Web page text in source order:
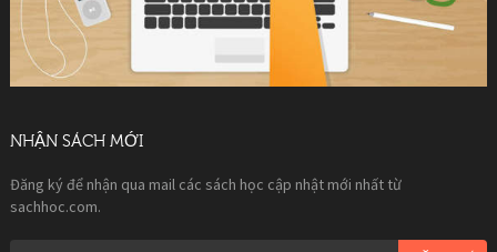
NHẬN SÁCH MỚI
Đăng ký để nhận qua mail các sách học cập nhật mới nhất từ
sachhoc.com.